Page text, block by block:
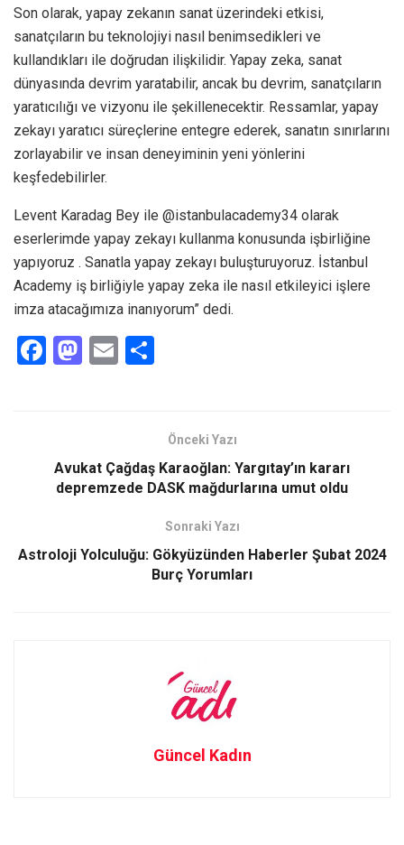
Son olarak, yapay zekanın sanat üzerindeki etkisi,
sanatçıların bu teknolojiyi nasıl benimsedikleri ve
kullandıkları ile doğrudan ilişkilidir. Yapay zeka, sanat
dünyasında devrim yaratabilir, ancak bu devrim, sanatçıların
yaratıcılığı ve vizyonu ile şekillenecektir. Ressamlar, yapay
zekayı yaratıcı süreçlerine entegre ederek, sanatın sınırlarını
zorlayabilir ve insan deneyiminin yeni yönlerini
keşfedebilirler.
Levent Karadag Bey ile @istanbulacademy34 olarak
eserlerimde yapay zekayı kullanma konusunda işbirliğine
yapıyoruz . Sanatla yapay zekayı buluşturuyoruz. İstanbul
Academy iş birliğiyle yapay zeka ile nasıl etkileyici işlere
imza atacağımıza inanıyorum” dedi.
F
o
o
M
d
o
E
Önceki Yazı
Avukat Çağdaş Karaoğlan: Yargıtay’ın kararı
depremzede DASK mağdurlarına umut oldu
Sonraki Yazı
Astroloji Yolculuğu: Gökyüzünden Haberler Şubat 2024
Burç Yorumları
Güncel Kadın